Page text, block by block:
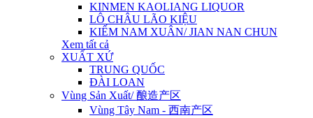
KINMEN KAOLIANG LIQUOR
LÔ CHÂU LÃO KIỆU
KIẾM NAM XUÂN/ JIAN NAN CHUN
Xem tất cả
XUẤT XỨ
TRUNG QUỐC
ĐÀI LOAN
Vùng Sản Xuất/ 酿造产区
Vùng Tây Nam - 西南产区